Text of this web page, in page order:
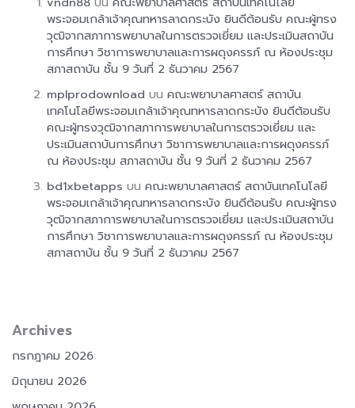
พระจอมเกล้าเจ้าคุณทหารลาดกระบัง ยินดีต้อนรับ คณะผู้ทรง
วุฒิจากสภาการพยาบาลในการตรวจเยี่ยม และประเมินสถาบัน
การศึกษา วิชาการพยาบาลและการผดุงครรภ์ ณ ห้องประชุม
สภาสถาบัน ชั้น 9 วันที่ 2 ธันวาคม 2567
mplprodownload บนคณะพยาบาลศาสตร์ สถาบัน
เทคโนโลยีพระจอมเกล้าเจ้าคุณทหารลาดกระบัง ยินดีต้อนรับ
คณะผู้ทรงวุฒิจากสภาการพยาบาลในการตรวจเยี่ยม และ
ประเมินสถาบันการศึกษา วิชาการพยาบาลและการผดุงครรภ์
ณ ห้องประชุม สภาสถาบัน ชั้น 9 วันที่ 2 ธันวาคม 2567
bd1xbetapps บนคณะพยาบาลศาสตร์ สถาบันเทคโนโลยี
พระจอมเกล้าเจ้าคุณทหารลาดกระบัง ยินดีต้อนรับ คณะผู้ทรง
วุฒิจากสภาการพยาบาลในการตรวจเยี่ยม และประเมินสถาบัน
การศึกษา วิชาการพยาบาลและการผดุงครรภ์ ณ ห้องประชุม
สภาสถาบัน ชั้น 9 วันที่ 2 ธันวาคม 2567
Archives
กรกฎาคม 2026
มิถุนายน 2026